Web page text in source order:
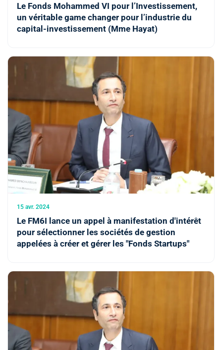
Le Fonds Mohammed VI pour l’Investissement,
un véritable game changer pour l’industrie du
capital-investissement (Mme Hayat)
15 avr. 2024
Le FM6I lance un appel à manifestation d'intérêt
pour sélectionner les sociétés de gestion
appelées à créer et gérer les "Fonds Startups"